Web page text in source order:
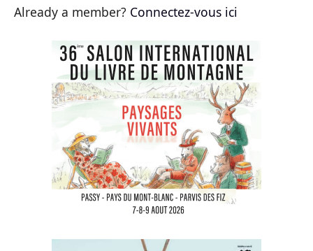
Already a member? Connectez-vous ici